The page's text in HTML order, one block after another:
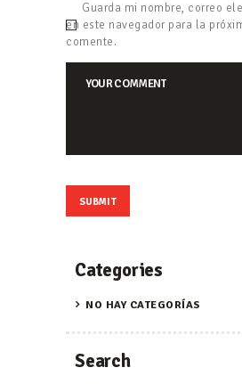
Guarda mi nombre, correo
en este navegador para la
comente.
Categories
NO HAY CATEGORÍAS
Search